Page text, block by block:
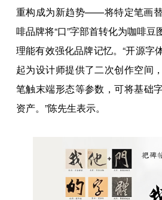
重构成为新趋势——将特定笔画
啡品牌将“口”字部首转化为咖啡
理能有效强化品牌记忆。“开源字
起为设计师提供了二次创作空间
笔触末端形态等参数，可将基础
资产。”陈先生表示。